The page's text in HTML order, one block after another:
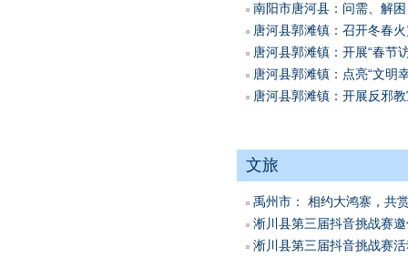
南阳市唐河县：问需、解
唐河县郭滩镇：召开冬春
唐河县郭滩镇：开展“春节
唐河县郭滩镇：点亮“文明
唐河县郭滩镇：开展反邪
文旅
禹州市： 相约大鸿寨，共
淅川县第三届抖音挑战赛
淅川县第三届抖音挑战赛